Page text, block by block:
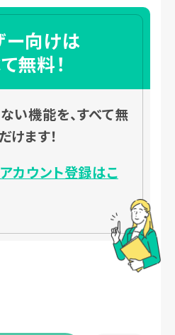
ー向けは
無料！
い機能を、すべて無
けます！
カウント登録はこ